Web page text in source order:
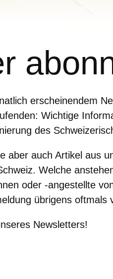
erscheinendem
Wichtige
des
aber auch Artikel aus
Welche
oder -angestellte
übrigens oftmals
Newsletters!